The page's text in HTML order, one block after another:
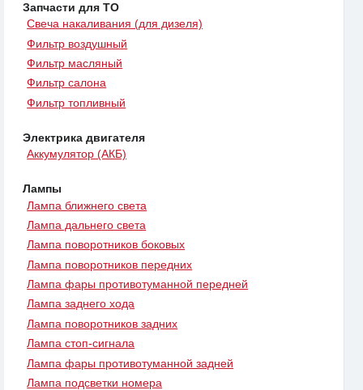
Запчасти для ТО
Свеча накаливания (для дизеля)
Фильтр воздушный
Фильтр масляный
Фильтр салона
Фильтр топливный
Электрика двигателя
Аккумулятор (АКБ)
Лампы
Лампа ближнего света
Лампа дальнего света
Лампа поворотников боковых
Лампа поворотников передних
Лампа фары противотуманной передней
Лампа заднего хода
Лампа поворотников задних
Лампа стоп-сигнала
Лампа фары противотуманной задней
Лампа подсветки номера